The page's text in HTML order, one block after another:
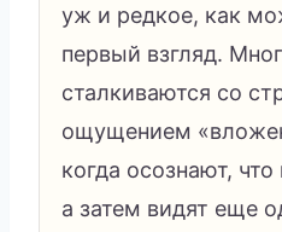
уж и редкое, как
первый взгляд.
сталкиваются со
ощущением
когда осознают,
а затем видят еще